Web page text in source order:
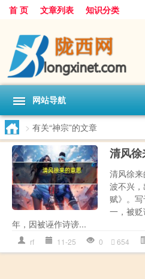
首 页 文章列表 知识分类
网站导航
> 有关“神宗”的文章
清风
清风徐
波不兴
赋》。
一，被
年，因被诬作诗谤...
rf 11-25 0 654